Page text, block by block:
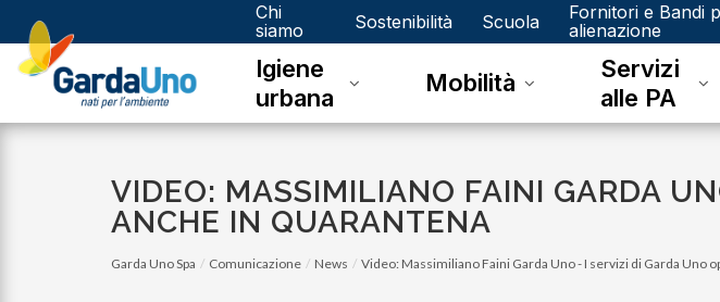
Gardauno
Spa
Chi
siamo
Sostenibilità Scuola
Fornitori e Bandi
alienazione
Igiene
urbana
Mobilità
Servizi
alle PA
VIDEO: MASSIMILIANO FAINI GARDA
ANCHE IN QUARANTENA
Garda Uno Spa Comunicazione News Video: Massimiliano Faini Garda Uno - I servizi di Garda Uno